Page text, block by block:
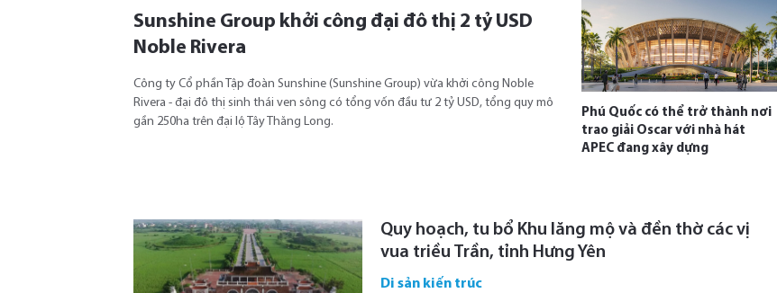
Sunshine Group khởi công đại đô thị 2 tỷ USD
Noble Rivera
Công ty Cổ phần Tập đoàn Sunshine (Sunshine Group) vừa khởi công Noble
Rivera - đại đô thị sinh thái ven sông có tổng vốn đầu tư 2 tỷ USD, tổng quy mô
gần 250ha trên đại lộ Tây Thăng Long.
Phú Quốc có thể trở thành nơi
trao giải Oscar với nhà hát
APEC đang xây dựng
Quy hoạch, tu bổ Khu lăng mộ và đền thờ các vị
vua triều Trần, tỉnh Hưng Yên
Di sản kiến trúc